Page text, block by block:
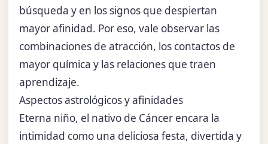
búsqueda y en los signos que despiertan
mayor afinidad. Por eso, vale observar las
combinaciones de atracción, los contactos de
mayor química y las relaciones que traen
aprendizaje.
Aspectos astrológicos y afinidades
Eterna niño, el nativo de Cáncer encara la
intimidad como una deliciosa festa, divertida y